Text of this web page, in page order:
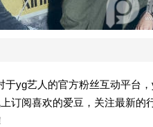
yg艺人的官方粉丝互动平台
订阅喜欢的爱豆，关注最新